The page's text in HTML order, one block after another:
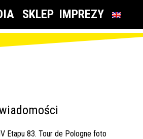
SKLEP IMPREZY
Etapu 83. Tour de Pologne foto